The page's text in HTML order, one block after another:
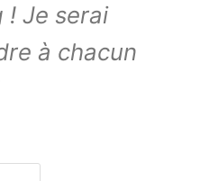
! Je serai
à chacun